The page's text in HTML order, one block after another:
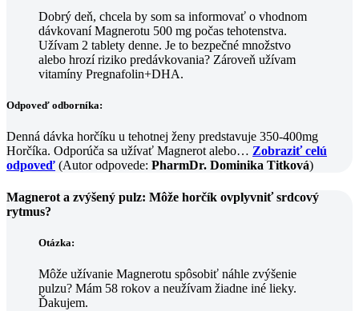
Dobrý deň, chcela by som sa informovať o vhodnom
dávkovaní Magnerotu 500 mg počas tehotenstva.
Užívam 2 tablety denne. Je to bezpečné množstvo
alebo hrozí riziko predávkovania? Zároveň užívam
vitamíny Pregnafolin+DHA.
Odpoveď odborníka:
Denná dávka horčíku u tehotnej ženy predstavuje 350-400mg
Horčíka. Odporúča sa užívať Magnerot alebo… Zobraziť celú
odpoveď (Autor odpovede: PharmDr. Dominika Titková)
Magnerot a zvýšený pulz: Môže horčík ovplyvniť srdcový
rytmus?
Otázka:
Môže užívanie Magnerotu spôsobiť náhle zvýšenie
pulzu? Mám 58 rokov a neužívam žiadne iné lieky.
Ďakujem.